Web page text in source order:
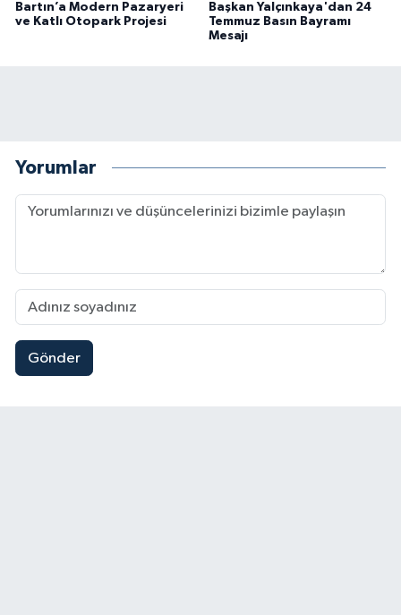
Bartın’a Modern Pazaryeri
ve Katlı Otopark Projesi
Başkan Yalçınkaya'dan 24
Temmuz Basın Bayramı
Mesajı
Yorumlar
Gönder